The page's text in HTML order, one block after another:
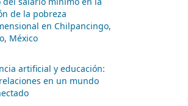
de la pobreza
en Chilpancingo,
México
artificial y educación:
en un mundo